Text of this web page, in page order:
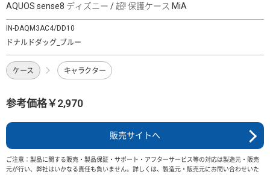
AQUOS sense8 ディズニー / 超! 保護ケース MiA
IN-DAQM3AC4/DD10
ドナルドダッグ_ブルー
ケース キャラクター
参考価格￥2,970
販売サイトへ
ご注意：製品に関する販売・製品保証・サポート・アフターサービス等の対応は製造元・販売
元が行い、弊社はいかなる責任も負いません。詳しくは、製造元・販売元にお問い合わせいた